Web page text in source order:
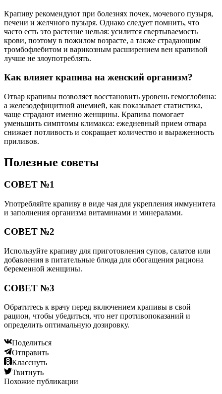
Крапиву рекомендуют при болезнях почек, мочевого пузыря,
печени и желчного пузыря. Однако следует помнить, что
часто есть это растение нельзя: усилится свертываемость
крови, поэтому в пожилом возрасте, а также страдающим
тромбофлебитом и варикозным расширением вен крапивой
лучше не злоупотреблять.
Как влияет крапива на женский организм?
Отвар крапивы позволяет восстановить уровень гемоглобина:
а железодефицитной анемией, как показывает статистика,
чаще страдают именно женщины. Крапива помогает
уменьшить симптомы климакса: ежедневный прием отвара
снижает потливость и сокращает количество и выраженность
приливов.
Полезные советы
СОВЕТ №1
Употребляйте крапиву в виде чая для укрепления иммунитета
и заполнения организма витаминами и минералами.
СОВЕТ №2
Используйте крапиву для приготовления супов, салатов или
добавления в питательные блюда для обогащения рациона
беременной женщины.
СОВЕТ №3
Обратитесь к врачу перед включением крапивы в свой
рацион, чтобы убедиться, что нет противопоказаний и
определить оптимальную дозировку.
Поделиться
Отправить
Класснуть
Твитнуть
Похожие публикации